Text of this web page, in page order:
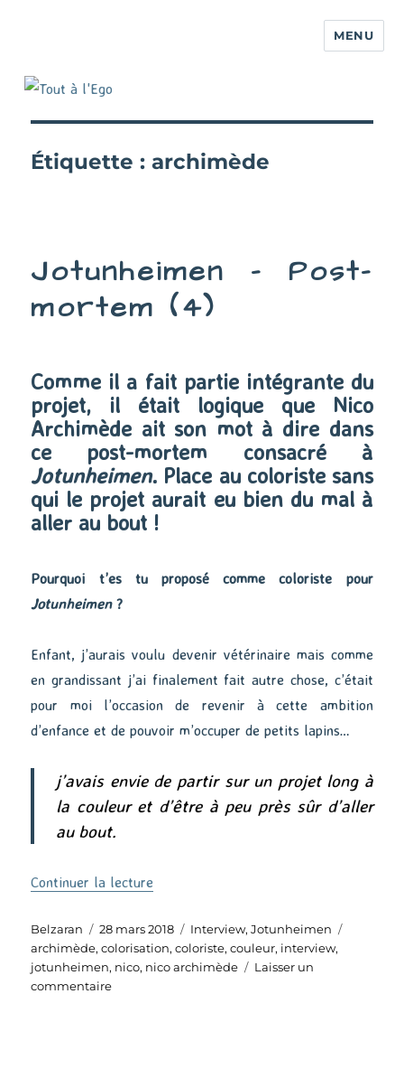
MENU
Étiquette :archimède
Jotunheimen – Post-
mortem (4)
Comme il a fait partie intégrante du
projet, il était logique que Nico
Archimède ait son mot à dire dans
ce post-mortem consacré à
Jotunheimen. Place au coloriste sans
qui le projet aurait eu bien du mal à
aller au bout !
Pourquoi t’es tu proposé comme coloriste pour
Jotunheimen?
Enfant, j’aurais voulu devenir vétérinaire mais comme
en grandissant j’ai finalement fait autre chose, c’était
pour moi l’occasion de revenir à cette ambition
d’enfance et de pouvoir m’occuper de petits lapins…
j’avais envie de partir sur un projet long à
la couleur et d’être à peu près sûr d’aller
au bout.
Continuer la lecture
Auteur
Belzaran
Publié
le
28 mars 2018 Catégories
Interview,Jotunheimen
archimède,colorisation,coloriste,couleur, interview,
jotunheimen, nico, nico archimède
Laisser un
commentairesur